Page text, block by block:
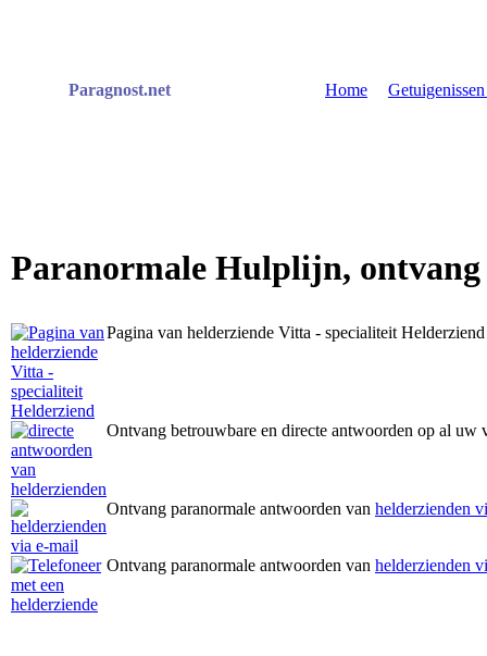
Paragnost.net Home
Paranormale Hulplijn,
Pagina van helderziende Vitta - specialiteit Helderziend
Ontvang betrouwbare en directe antwoorden op al uw
Ontvang paranormale antwoorden van helderzienden
Ontvang paranormale antwoorden van helderzienden